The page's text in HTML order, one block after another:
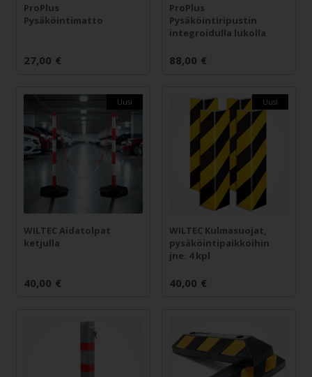
ProPlus
Pysäköintimatto
27,00 €
ProPlus
Pysäköintiripustin
integroidulla lukolla
88,00 €
Uusi
WILTEC Aidatolpat
ketjulla
40,00 €
Uusi
WILTEC Kulmasuojat,
pysäköintipaikkoihin
jne. 4 kpl
40,00 €